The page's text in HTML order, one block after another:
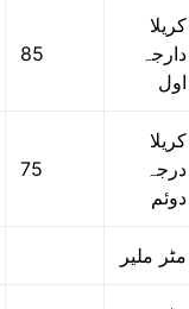
85
کریلا
دارجہ
اول
75
کریلا
درجہ
دوئم
مٹر ملیر